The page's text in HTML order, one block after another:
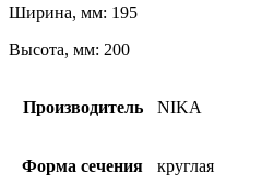
Ширина, мм: 195
Высота, мм: 200
Производитель NIKA
Форма сечения круглая